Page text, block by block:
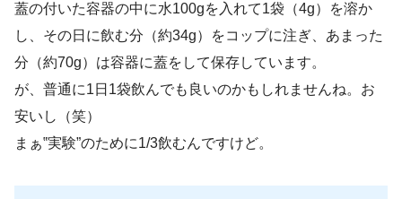
蓋の付いた容器の中に水100gを入れて1袋（4g）を溶か
し、その日に飲む分（約34g）をコップに注ぎ、あまった
分（約70g）は容器に蓋をして保存しています。
が、普通に1日1袋飲んでも良いのかもしれませんね。お
安いし（笑）
まぁ‟実験”のために1/3飲むんですけど。